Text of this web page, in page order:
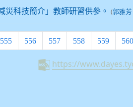
災科技簡介」教師研習供參。 (郭雅芳
555 556 557 558 559 560
https://